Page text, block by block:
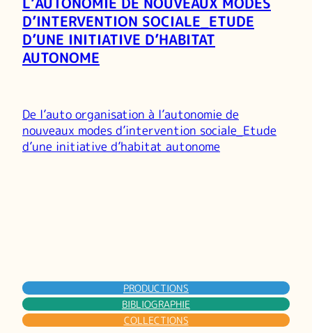
D’INTERVENTION SOCIALE_ETUDE
D’UNE INITIATIVE D’HABITAT
AUTONOME
De l’auto organisation à l’autonomie de
nouveaux modes d’intervention sociale_Etude
d’une initiative d’habitat autonome
PRODUCTIONS
BIBLIOGRAPHIE
COLLECTIONS